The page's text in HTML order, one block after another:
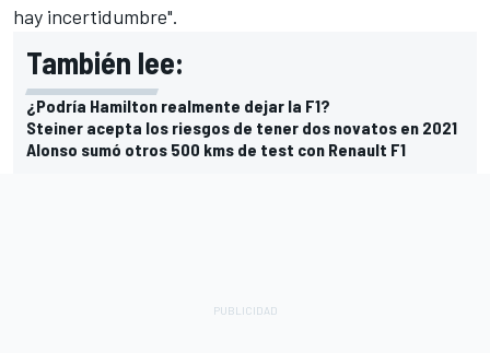
hay incertidumbre".
También lee:
¿Podría Hamilton realmente dejar la F1?
Steiner acepta los riesgos de tener dos novatos en 2021
Alonso sumó otros 500 kms de test con Renault F1